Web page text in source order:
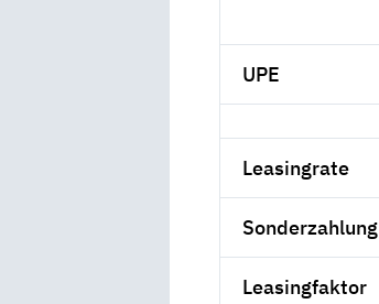
UPE
Leasingrate
Sonderzahlung
Leasingfaktor